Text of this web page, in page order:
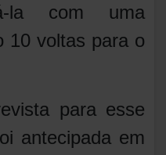
la com uma
10 voltas para o
para esse
antecipada em